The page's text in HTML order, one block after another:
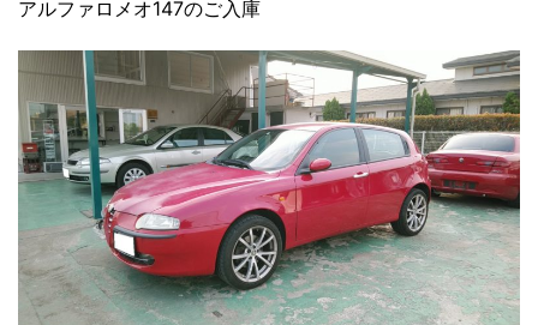
アルファロメオ147のご入庫